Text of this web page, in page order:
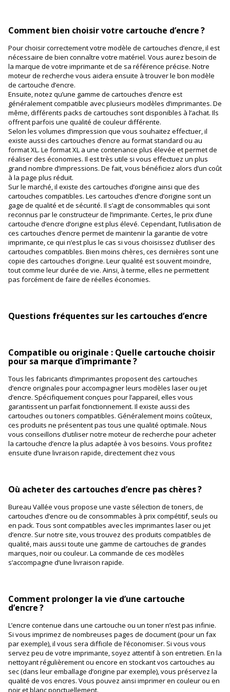
Comment bien choisir votre cartouche d’encre ?
Pour choisir correctement votre modèle de cartouches d’encre, il est
nécessaire de bien connaître votre matériel. Vous aurez besoin de
la marque de votre imprimante et de sa référence précise. Notre
moteur de recherche vous aidera ensuite à trouver le bon modèle
de cartouche d’encre.
Ensuite, notez qu’une gamme de cartouches d’encre est
généralement compatible avec plusieurs modèles d’imprimantes. De
même, différents packs de cartouches sont disponibles à l’achat. Ils
offrent parfois une qualité de couleur différente.
Selon les volumes d’impression que vous souhaitez effectuer, il
existe aussi des cartouches d’encre au format standard ou au
format XL. Le format XL a une contenance plus élevée et permet de
réaliser des économies. Il est très utile si vous effectuez un plus
grand nombre d’impressions. De fait, vous bénéficiez alors d’un coût
à la page plus réduit.
Sur le marché, il existe des cartouches d’origine ainsi que des
cartouches compatibles. Les cartouches d’encre d’origine sont un
gage de qualité et de sécurité. Il s’agit de consommables qui sont
reconnus par le constructeur de l’imprimante. Certes, le prix d’une
cartouche d’encre d’origine est plus élevé. Cependant, l’utilisation de
ces cartouches d’encre permet de maintenir la garantie de votre
imprimante, ce qui n’est plus le cas si vous choisissez d’utiliser des
cartouches compatibles. Bien moins chères, ces dernières sont une
copie des cartouches d’origine. Leur qualité est souvent moindre,
tout comme leur durée de vie. Ainsi, à terme, elles ne permettent
pas forcément de faire de réelles économies.
Questions fréquentes sur les cartouches d’encre
Compatible ou originale : Quelle cartouche choisir
pour sa marque d’imprimante ?
Tous les fabricants d’imprimantes proposent des cartouches
d’encre originales pour accompagner leurs modèles laser ou jet
d’encre. Spécifiquement conçues pour l’appareil, elles vous
garantissent un parfait fonctionnement. Il existe aussi des
cartouches ou toners compatibles. Généralement moins coûteux,
ces produits ne présentent pas tous une qualité optimale. Nous
vous conseillons d’utiliser notre moteur de recherche pour acheter
la cartouche d’encre la plus adaptée à vos besoins. Vous profitez
ensuite d’une livraison rapide, directement chez vous
Où acheter des cartouches d’encre pas chères ?
Bureau Vallée vous propose une vaste sélection de toners, de
cartouches d’encre ou de consommables à prix compétitif, seuls ou
en pack. Tous sont compatibles avec les imprimantes laser ou jet
d’encre. Sur notre site, vous trouvez des produits compatibles de
qualité, mais aussi toute une gamme de cartouches de grandes
marques, noir ou couleur. La commande de ces modèles
s’accompagne d’une livraison rapide.
Comment prolonger la vie d’une cartouche
d’encre ?
L’encre contenue dans une cartouche ou un toner n’est pas infinie.
Si vous imprimez de nombreuses pages de document (pour un fax
par exemple), il vous sera difficile de l’économiser. Si vous vous
servez peu de votre imprimante, soyez attentif à son entretien. En la
nettoyant régulièrement ou encore en stockant vos cartouches au
sec (dans leur emballage d’origine par exemple), vous préservez la
qualité de vos encres. Vous pouvez ainsi imprimer en couleur ou en
noir et blanc ponctuellement.